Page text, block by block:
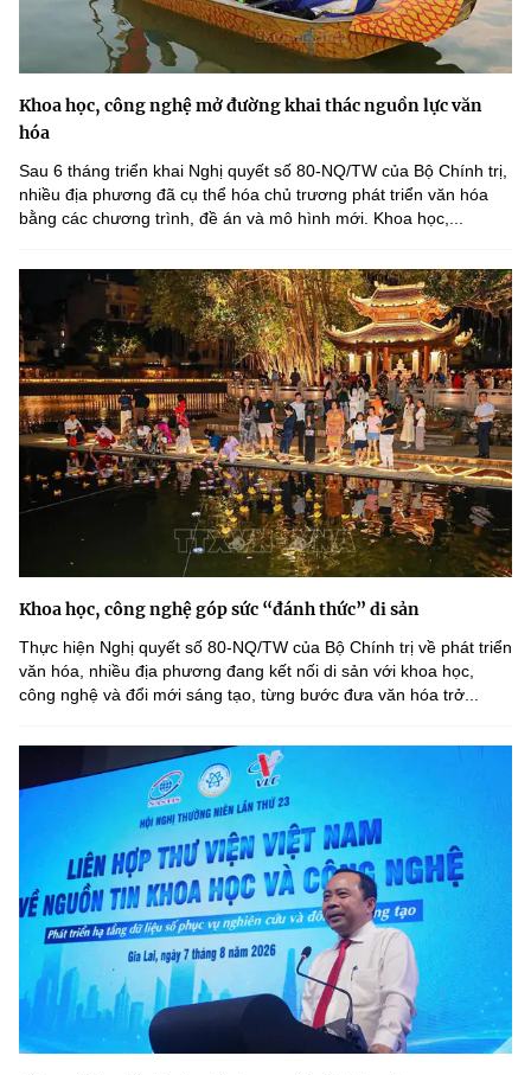
Khoa học, công nghệ mở đường khai thác nguồn lực văn
hóa
Sau 6 tháng triển khai Nghị quyết số 80-NQ/TW của Bộ Chính trị,
nhiều địa phương đã cụ thể hóa chủ trương phát triển văn hóa
bằng các chương trình, đề án và mô hình mới. Khoa học,...
Khoa học, công nghệ góp sức “đánh thức” di sản
Thực hiện Nghị quyết số 80-NQ/TW của Bộ Chính trị về phát triển
văn hóa, nhiều địa phương đang kết nối di sản với khoa học,
công nghệ và đổi mới sáng tạo, từng bước đưa văn hóa trở...